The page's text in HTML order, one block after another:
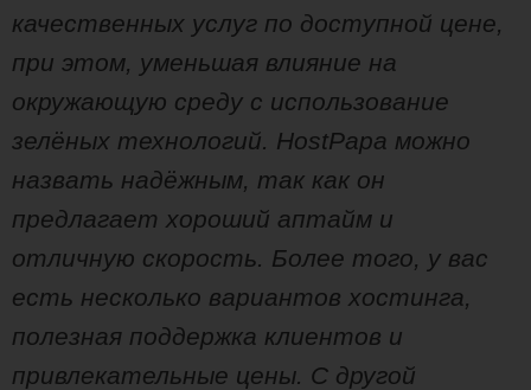
качественных услуг по доступной цене,
при этом, уменьшая влияние на
окружающую среду с использование
зелёных технологий. HostPapa можно
назвать надёжным, так как он
предлагает хороший аптайм и
отличную скорость. Более того, у вас
есть несколько вариантов хостинга,
полезная поддержка клиентов и
привлекательные цены. С другой